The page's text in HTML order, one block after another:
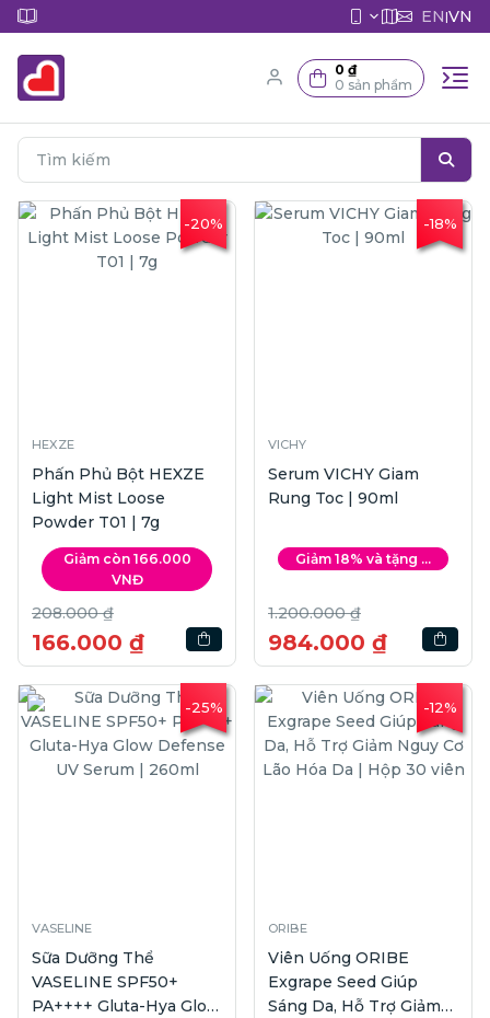
EN|VN
0 ₫
0 sản phẩm
-20%
HEXZE
Phấn Phủ Bột HEXZE
Light Mist Loose
Powder T01 | 7g
Giảm còn 166.000
VNĐ
208.000 ₫
166.000 ₫
-18%
VICHY
Serum VICHY Giam
Rung Toc | 90ml
Giảm 18% và tặng ...
1.200.000 ₫
984.000 ₫
-25%
VASELINE
Sữa Dưỡng Thể
VASELINE SPF50+
PA++++ Gluta-Hya Glow
-12%
ORIBE
Viên Uống ORIBE
Exgrape Seed Giúp
Sáng Da, Hỗ Trợ Giảm